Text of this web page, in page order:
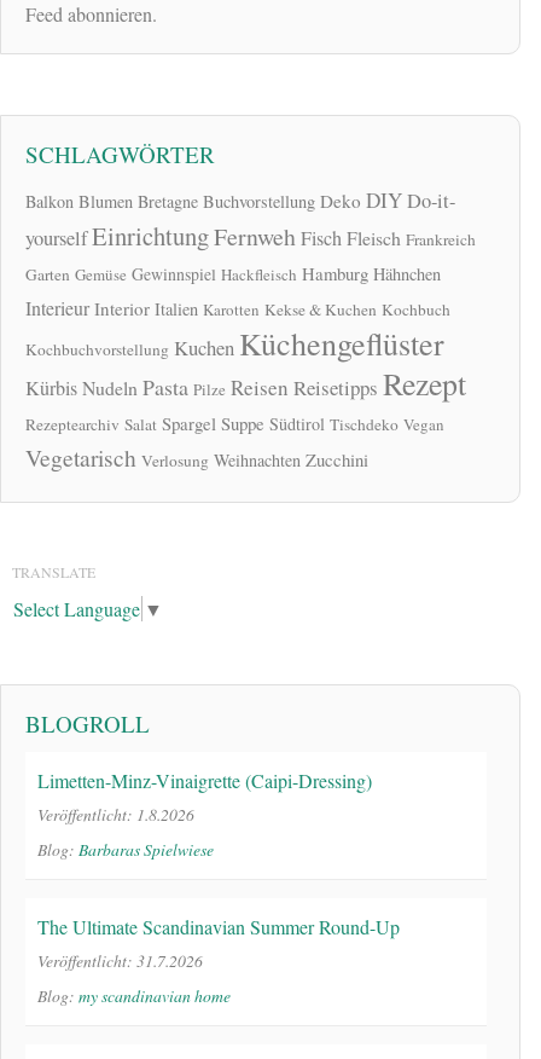
Feed abonnieren.
SCHLAGWÖRTER
Balkon Blumen Bretagne Buchvorstellung Deko DIYDo-it-
yourselfEinrichtungFernwehFischFleisch Frankreich
Garten Gemüse Gewinnspiel Hackfleisch Hamburg Hähnchen
Interieur Interior Italien Karotten Kekse & Kuchen Kochbuch
Kochbuchvorstellung Kuchen Küchengeflüster
KürbisNudeln Pasta Pilze Reisen Reisetipps Rezept
Rezeptearchiv Salat Spargel Suppe Südtirol Tischdeko Vegan
Vegetarisch Verlosung Weihnachten Zucchini
TRANSLATE
Select Language ▼
BLOGROLL
Limetten-Minz-Vinaigrette (Caipi-Dressing)
Veröffentlicht: 1.8.2026
Blog: Barbaras Spielwiese
The Ultimate Scandinavian Summer Round-Up
Veröffentlicht: 31.7.2026
Blog: my scandinavian home